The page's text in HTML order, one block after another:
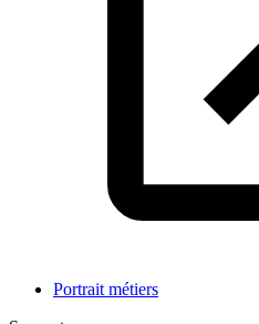
Portrait métiers